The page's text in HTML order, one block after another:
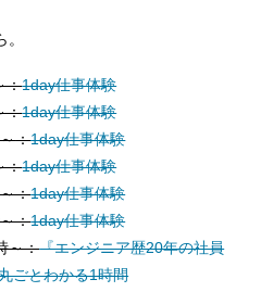
：1day仕事体験
：1day仕事体験
：1day仕事体験
：1day仕事体験
：1day仕事体験
：1day仕事体験
～：『エンジニア歴20年の社員
ごとわかる1時間